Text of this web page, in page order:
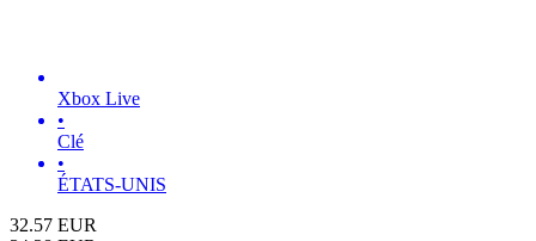
Xbox Live
•
Clé
•
ÉTATS-UNIS
32.57 EUR